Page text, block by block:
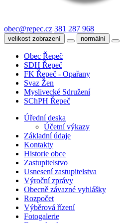
obec@repec.cz 381 287 968
velikost zobrazení normální
Obec Řepeč
SDH Řepeč
FK Řepeč - Opařany
Svaz Žen
Myslivecké Sdružení
SChPH Řepeč
Úřední deska
Účetní výkazy
Základní údaje
Kontakty
Historie obce
Zastupitelstvo
Usnesení zastupitelstva
Výroční zprávy
Obecně závazné vyhlášky
Rozpočet
Výběrová řízení
Fotogalerie